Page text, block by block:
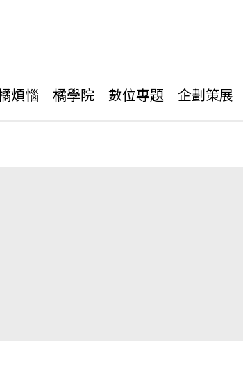
煩惱 橘學院 數位專題 企劃策展